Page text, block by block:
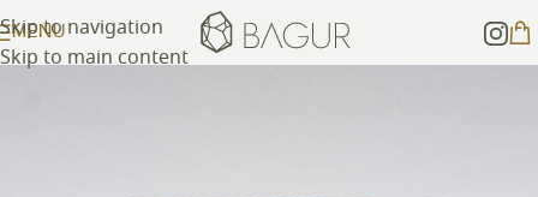
Skip to navigation
Skip to main content
MENU